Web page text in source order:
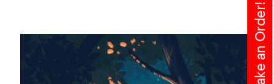
Make an Order!